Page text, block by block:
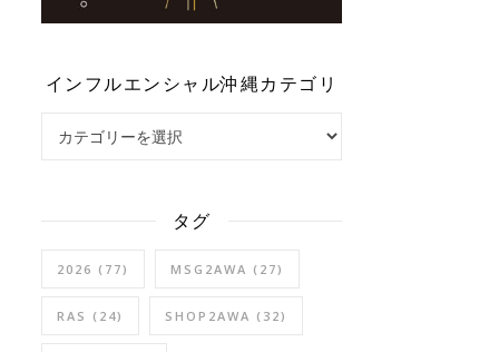
インフルエンシャル沖縄カテゴリ
タグ
2026 (77) MSG2AWA (27)
RAS (24) SHOP2AWA (32)